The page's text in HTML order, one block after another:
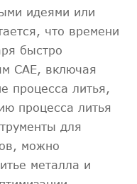
идеями или
что времени
быстро
CAE, включая
процесса литья,
процесса литья
для
можно
металла и